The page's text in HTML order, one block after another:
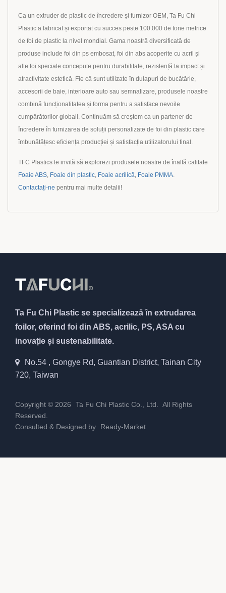
Ca un extruder de plastic de încredere și furnizor OEM, Ta Fu Chi
Plastic a fabricat și exportat cu succes peste 100.000 de tone metrice
de foi de plastic la nivel mondial. Gama noastră diversificată de
produse include foi din ps embosat, foi din abs acoperite cu acril și
alte foi speciale concepute pentru durabilitate, rezistență la impact și
atractivitate estetică. Fie că sunt utilizate în dulapuri de bucătărie,
accesorii de baie, interioare auto sau semnalizare, produsele noastre
combină funcționalitatea și forma pentru a satisface nevoile
cumpărătorilor globali. Continuăm să creștem ca un partener de
încredere în furnizarea de soluții personalizate de foi din plastic care
îmbunătățesc eficiența producției și satisfacția utilizatorului final.
TFC Plastics te invită să explorezi produsele noastre de înaltă calitate
Foaie ABS, Foaie din plastic, Foaie acrilică, Foaie PMMA.
Contactați-ne pentru mai multe detalii!
Ta Fu Chi Plastic se specializează în extrudarea
foilor, oferind foi din ABS, acrilic, PS, ASA cu
inovație și sustenabilitate.
No.54 , Gongye Rd, Guantian District, Tainan City
720, Taiwan
Copyright © 2026 Ta Fu Chi Plastic Co., Ltd.
All Rights
Reserved.
Consulted & Designed by
Ready-Market